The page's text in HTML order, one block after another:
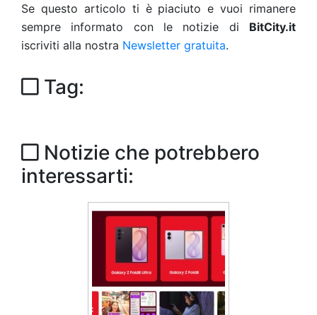
Se questo articolo ti è piaciuto e vuoi rimanere
sempre informato con le notizie di BitCity.it
iscriviti alla nostra Newsletter gratuita.
Tag:
Notizie che potrebbero
interessarti: